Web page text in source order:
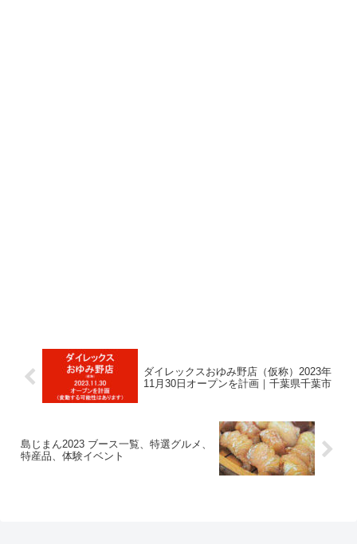
ダイレックスおゆみ野店（仮称）2023年
11月30日オープンを計画｜千葉県千葉市
島じまん2023 ブース一覧、特選グルメ、
特産品、体験イベント